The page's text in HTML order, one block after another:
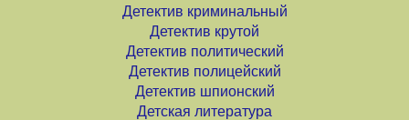
Детектив криминальный
Детектив крутой
Детектив политический
Детектив полицейский
Детектив шпионский
Детская литература